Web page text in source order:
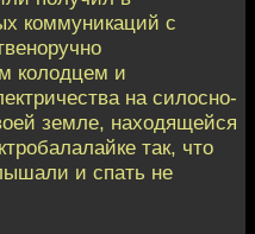
коммуникаций с
колодцем и
на силосно-
земле, находящейся
так, что
и спать не